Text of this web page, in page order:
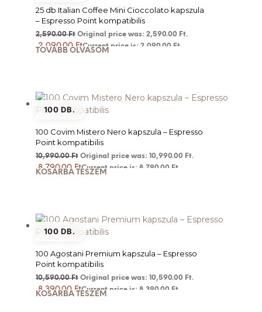
25 db Italian Coffee Mini Cioccolato kapszula
– Espresso Point kompatibilis
2,590.00Ft Original price was: 2,590.00 Ft.
2,090.00FtCurrent price is: 2,090.00 Ft.
TOVÁBB OLVASOM
100 DB.
100 Covim Mistero Nero kapszula – Espresso
Point kompatibilis
10,990.00Ft Original price was: 10,990.00 Ft.
8,790.00 FtCurrent price is: 8,790.00 Ft.
KOSÁRBA TESZEM
100 DB.
100 Agostani Premium kapszula – Espresso
Point kompatibilis
10,590.00Ft Original price was: 10,590.00 Ft.
8,390.00 FtCurrent price is: 8,390.00 Ft.
KOSÁRBA TESZEM